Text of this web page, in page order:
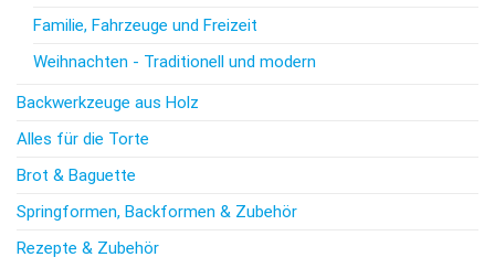
Familie, Fahrzeuge und Freizeit
Weihnachten - Traditionell und modern
Backwerkzeuge aus Holz
Alles für die Torte
Brot & Baguette
Springformen, Backformen & Zubehör
Rezepte & Zubehör